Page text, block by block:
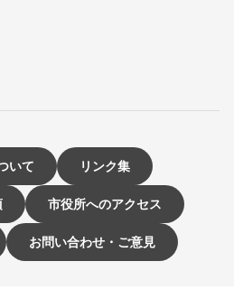
いて リンク集
市役所へのアクセス
お問い合わせ・ご意見